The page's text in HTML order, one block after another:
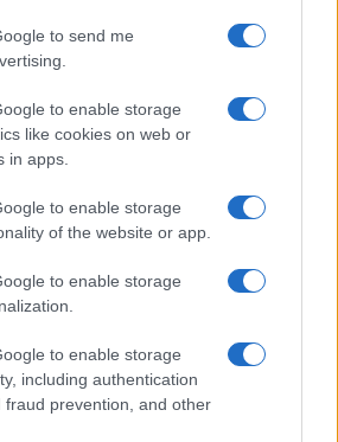
to send me
to enable storage
like cookies on web or
in apps.
to enable storage
of the website or app.
to enable storage
to enable storage
including authentication
fraud prevention, and other
il borgo abruzzese tra